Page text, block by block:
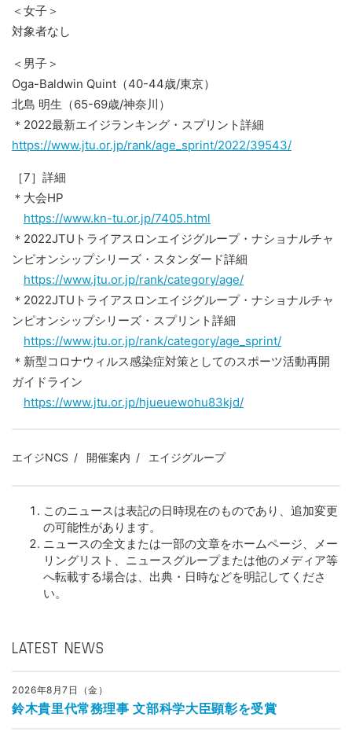
＜女子＞
対象者なし
＜男子＞
Oga-Baldwin Quint（40-44歳/東京）
北島 明生（65-69歳/神奈川）
＊2022最新エイジランキング・スプリント詳細
https://www.jtu.or.jp/rank/age_sprint/2022/39543/
［7］詳細
＊大会HP
https://www.kn-tu.or.jp/7405.html
＊2022JTUトライアスロンエイジグループ・ナショナルチャ
ンピオンシップシリーズ・スタンダード詳細
https://www.jtu.or.jp/rank/category/age/
＊2022JTUトライアスロンエイジグループ・ナショナルチャ
ンピオンシップシリーズ・スプリント詳細
https://www.jtu.or.jp/rank/category/age_sprint/
＊新型コロナウィルス感染症対策としてのスポーツ活動再開
ガイドライン
https://www.jtu.or.jp/hjueuewohu83kjd/
エイジNCS 開催案内 エイジグループ
このニュースは表記の日時現在のものであり、追加変更
の可能性があります。
ニュースの全文または一部の文章をホームページ、メー
リングリスト、ニュースグループまたは他のメディア等
へ転載する場合は、出典・日時などを明記してくださ
い。
LATEST NEWS
2026年8月7日（金）
鈴木貴里代常務理事 文部科学大臣顕彰を受賞